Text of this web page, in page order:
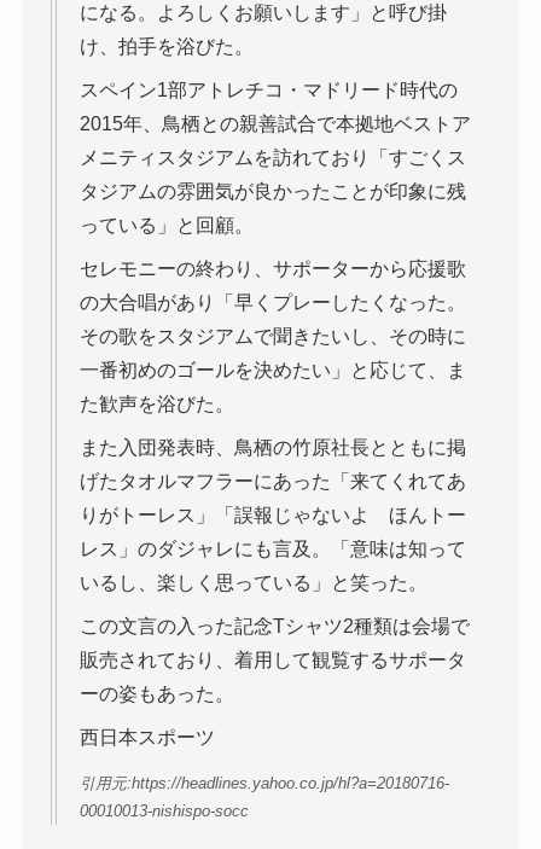
になる。よろしくお願いします」と呼び掛
け、拍手を浴びた。
スペイン1部アトレチコ・マドリード時代の
2015年、鳥栖との親善試合で本拠地ベストア
メニティスタジアムを訪れており「すごくス
タジアムの雰囲気が良かったことが印象に残
っている」と回顧。
セレモニーの終わり、サポーターから応援歌
の大合唱があり「早くプレーしたくなった。
その歌をスタジアムで聞きたいし、その時に
一番初めのゴールを決めたい」と応じて、ま
た歓声を浴びた。
また入団発表時、鳥栖の竹原社長とともに掲
げたタオルマフラーにあった「来てくれてあ
りがトーレス」「誤報じゃないよ ほんトー
レス」のダジャレにも言及。「意味は知って
いるし、楽しく思っている」と笑った。
この文言の入った記念Tシャツ2種類は会場で
販売されており、着用して観覧するサポータ
ーの姿もあった。
西日本スポーツ
引用元:https://headlines.yahoo.co.jp/hl?a=20180716-
00010013-nishispo-socc